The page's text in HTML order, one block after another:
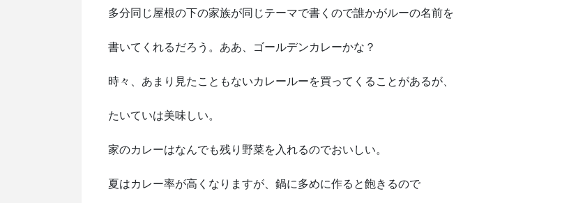
多分同じ屋根の下の家族が同じテーマで書くので誰かがルーの名前を
書いてくれるだろう。ああ、ゴールデンカレーかな？
時々、あまり見たこともないカレールーを買ってくることがあるが、
たいていは美味しい。
家のカレーはなんでも残り野菜を入れるのでおいしい。
夏はカレー率が高くなりますが、鍋に多めに作ると飽きるので